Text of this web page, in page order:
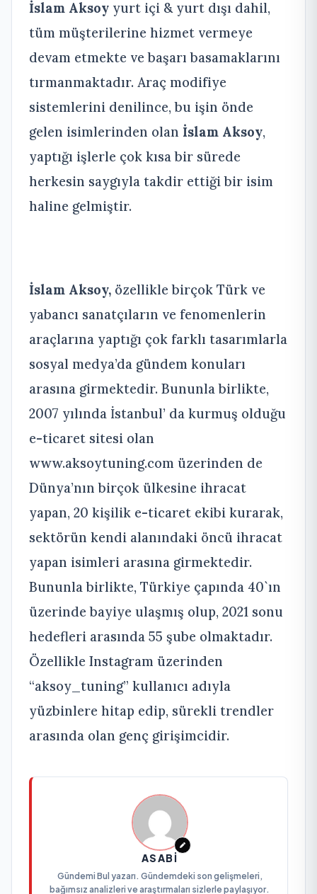
İslam Aksoy yurt içi & yurt dışı dahil,
tüm müşterilerine hizmet vermeye
devam etmekte ve başarı basamaklarını
tırmanmaktadır. Araç modifiye
sistemlerini denilince, bu işin önde
gelen isimlerinden olan İslam Aksoy,
yaptığı işlerle çok kısa bir sürede
herkesin saygıyla takdir ettiği bir isim
haline gelmiştir.
İslam Aksoy, özellikle birçok Türk ve
yabancı sanatçıların ve fenomenlerin
araçlarına yaptığı çok farklı tasarımlarla
sosyal medya’da gündem konuları
arasına girmektedir. Bununla birlikte,
2007 yılında İstanbul’ da kurmuş olduğu
e-ticaret sitesi olan
www.aksoytuning.com üzerinden de
Dünya’nın birçok ülkesine ihracat
yapan, 20 kişilik e-ticaret ekibi kurarak,
sektörün kendi alanındaki öncü ihracat
yapan isimleri arasına girmektedir.
Bununla birlikte, Türkiye çapında 40`ın
üzerinde bayiye ulaşmış olup, 2021 sonu
hedefleri arasında 55 şube olmaktadır.
Özellikle Instagram üzerinden
“aksoy_tuning” kullanıcı adıyla
yüzbinlere hitap edip, sürekli trendler
arasında olan genç girişimcidir.
ASABI
Gündemi Bul yazarı. Gündemdeki son gelişmeleri,
bağımsız analizleri ve araştırmaları sizlerle paylaşıyor.